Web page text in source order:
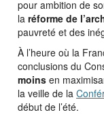
pour ambition de
la réforme de
pauvreté et des
À l’heure où la
conclusions du
moins en
la veille de la
début de l’été.